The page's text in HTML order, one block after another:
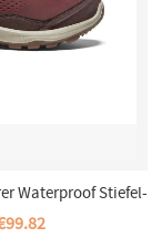
Waterproof Stiefel-
Java